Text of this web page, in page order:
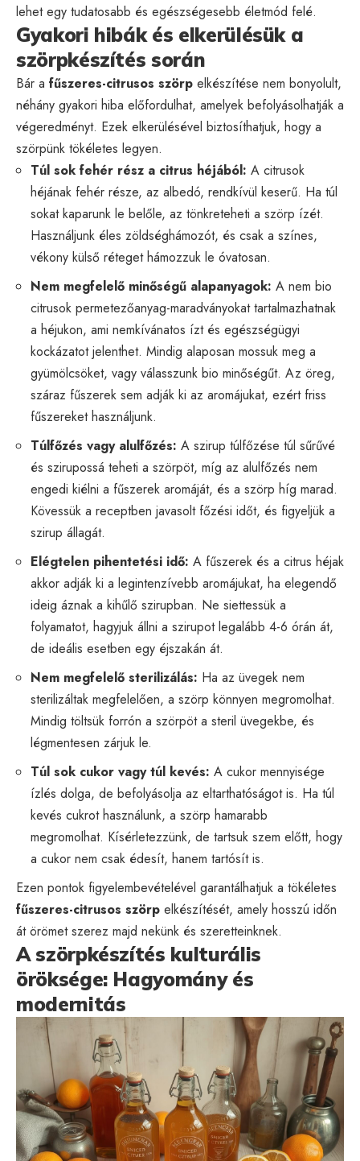
lehet egy tudatosabb és egészségesebb életmód felé.
Gyakori hibák és elkerülésük a
szörpkészítés során
Bár a fűszeres-citrusos szörp elkészítése nem bonyolult,
néhány gyakori hiba előfordulhat, amelyek befolyásolhatják a
végeredményt. Ezek elkerülésével biztosíthatjuk, hogy a
szörpünk tökéletes legyen.
Túl sok fehér rész a citrus héjából: A citrusok
héjának fehér része, az albedó, rendkívül keserű. Ha túl
sokat kaparunk le belőle, az tönkreteheti a szörp ízét.
Használjunk éles zöldséghámozót, és csak a színes,
vékony külső réteget hámozzuk le óvatosan.
Nem megfelelő minőségű alapanyagok: A nem bio
citrusok permetezőanyag-maradványokat tartalmazhatnak
a héjukon, ami nemkívánatos ízt és egészségügyi
kockázatot jelenthet. Mindig alaposan mossuk meg a
gyümölcsöket, vagy válasszunk bio minőségűt. Az öreg,
száraz fűszerek sem adják ki az aromájukat, ezért friss
fűszereket használjunk.
Túlfőzés vagy alulfőzés: A szirup túlfőzése túl sűrűvé
és szirupossá teheti a szörpöt, míg az alulfőzés nem
engedi kiélni a fűszerek aromáját, és a szörp híg marad.
Kövessük a receptben javasolt főzési időt, és figyeljük a
szirup állagát.
Elégtelen pihentetési idő: A fűszerek és a citrus héjak
akkor adják ki a legintenzívebb aromájukat, ha elegendő
ideig áznak a kihűlő szirupban. Ne siettessük a
folyamatot, hagyjuk állni a szirupot legalább 4-6 órán át,
de ideális esetben egy éjszakán át.
Nem megfelelő sterilizálás: Ha az üvegek nem
sterilizáltak megfelelően, a szörp könnyen megromolhat.
Mindig töltsük forrón a szörpöt a steril üvegekbe, és
légmentesen zárjuk le.
Túl sok cukor vagy túl kevés: A cukor mennyisége
ízlés dolga, de befolyásolja az eltarthatóságot is. Ha túl
kevés cukrot használunk, a szörp hamarabb
megromolhat. Kísérletezzünk, de tartsuk szem előtt, hogy
a cukor nem csak édesít, hanem tartósít is.
Ezen pontok figyelembevételével garantálhatjuk a tökéletes
fűszeres-citrusos szörp elkészítését, amely hosszú időn
át örömet szerez majd nekünk és szeretteinknek.
A szörpkészítés kulturális
öröksége: Hagyomány és
modernitás